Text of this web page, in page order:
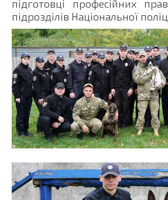
підготовці професійних
підрозділів Національної